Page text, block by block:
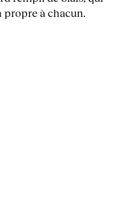
propre à chacun.